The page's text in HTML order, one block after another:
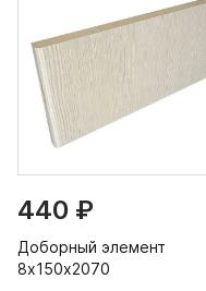
440 ₽
Доборный элемент
8х150х2070